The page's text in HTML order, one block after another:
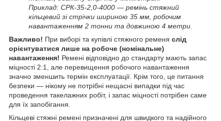
Приклад: СРК-35-2,0-4000 — ремінь стяжний
кільцевий зі стрічки шириною 35 мм, робочим
навантаженням 2 тонни та довжиною 4 метри.
Важливо! При виборі та купівлі стяжного ременя слід
орієнтуватися лише на робоче (номінальне)
навантаження! Ремені відповідно до стандарту мають запас
міцності 2:1, але перевищення робочого навантаження
значно зменшить термін експлуатації. Крім того, це питання
безпеки — нікому не потрібні нещасні випадки під час
проведення такелажних робіт, і запас міцності потрібен саме
для їх запобігання.
Кільцеві стяжні ремені призначені для швидкого та надійного